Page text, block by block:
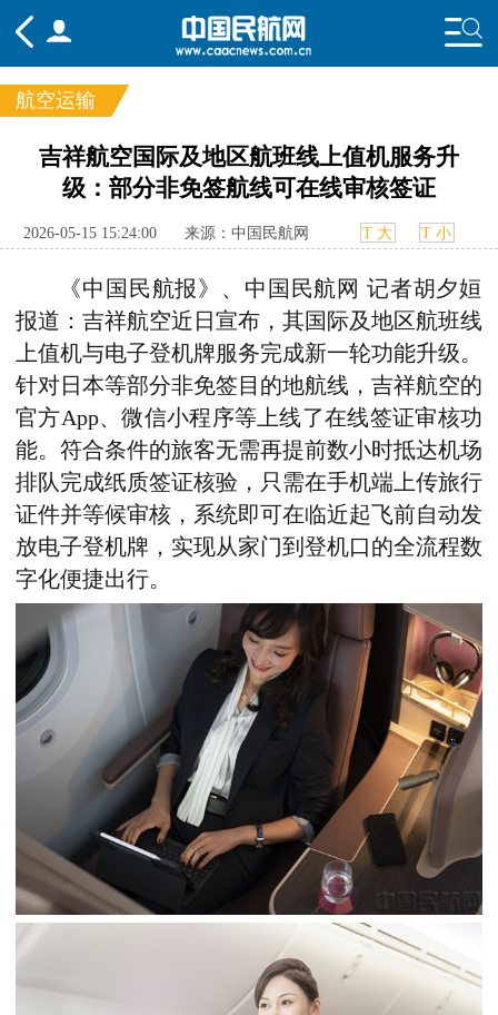
频道
头条 要闻 国内 国际
行业
航图 智库 专题 舆情
航空运输
吉祥航空国际及地区航班线上值机服务升
级：部分非免签航线可在线审核签证
2026-05-15 15:24:00 来源：中国民航网 T 大 T 小
《中国民航报》、中国民航网 记者胡夕姮
报道：吉祥航空近日宣布，其国际及地区航班线
上值机与电子登机牌服务完成新一轮功能升级。
针对日本等部分非免签目的地航线，吉祥航空的
官方App、微信小程序等上线了在线签证审核功
能。符合条件的旅客无需再提前数小时抵达机场
排队完成纸质签证核验，只需在手机端上传旅行
证件并等候审核，系统即可在临近起飞前自动发
放电子登机牌，实现从家门到登机口的全流程数
字化便捷出行。